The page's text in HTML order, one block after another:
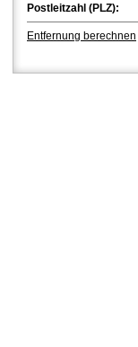
Postleitzahl (PLZ):
Entfernung berechnen